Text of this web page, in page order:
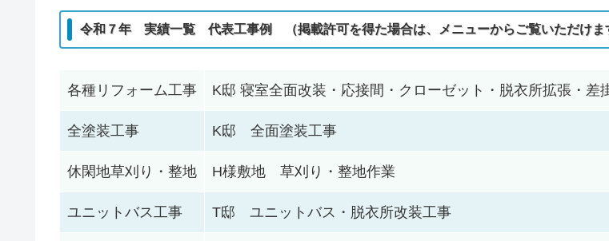
令和７年 実績一覧 代表工事例 （掲載許可を得た場合は、メニューからご覧いただけま
各種リフォーム工事 K邸 寝室全面改装・応接間・クローゼット・脱衣所拡張・差
全塗装工事 K邸 全面塗装工事
休閑地草刈り・整地 H様敷地 草刈り・整地作業
ユニットバス工事 T邸 ユニットバス・脱衣所改装工事